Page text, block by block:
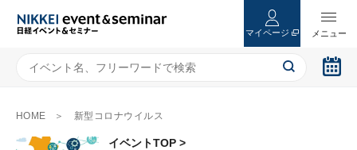
マイページ
HOME 新型コロナウイルス
イベントTOP >